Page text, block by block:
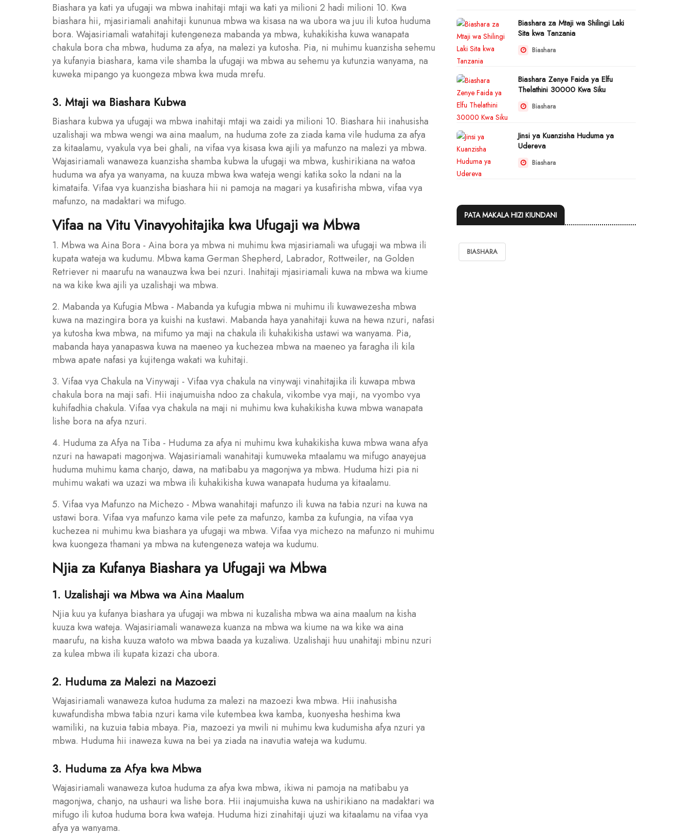
Biashara ya kati ya ufugaji wa mbwa inahitaji mtaji wa kati ya milioni 2 hadi milioni 10. Kwa
biashara hii, mjasiriamali anahitaji kununua mbwa wa kisasa na wa ubora wa juu ili kutoa huduma
bora. Wajasiriamali watahitaji kutengeneza mabanda ya mbwa, kuhakikisha kuwa wanapata
chakula bora cha mbwa, huduma za afya, na malezi ya kutosha. Pia, ni muhimu kuanzisha sehemu
ya kufanyia biashara, kama vile shamba la ufugaji wa mbwa au sehemu ya kutunzia wanyama, na
kuweka mipango ya kuongeza mbwa kwa muda mrefu.
3. Mtaji wa Biashara Kubwa
Biashara kubwa ya ufugaji wa mbwa inahitaji mtaji wa zaidi ya milioni 10. Biashara hii inahusisha
uzalishaji wa mbwa wengi wa aina maalum, na huduma zote za ziada kama vile huduma za afya
za kitaalamu, vyakula vya bei ghali, na vifaa vya kisasa kwa ajili ya mafunzo na malezi ya mbwa.
Wajasiriamali wanaweza kuanzisha shamba kubwa la ufugaji wa mbwa, kushirikiana na watoa
huduma wa afya ya wanyama, na kuuza mbwa kwa wateja wengi katika soko la ndani na la
kimataifa. Vifaa vya kuanzisha biashara hii ni pamoja na magari ya kusafirisha mbwa, vifaa vya
mafunzo, na madaktari wa mifugo.
Vifaa na Vitu Vinavyohitajika kwa Ufugaji wa Mbwa
1. Mbwa wa Aina Bora - Aina bora ya mbwa ni muhimu kwa mjasiriamali wa ufugaji wa mbwa ili
kupata wateja wa kudumu. Mbwa kama German Shepherd, Labrador, Rottweiler, na Golden
Retriever ni maarufu na wanauzwa kwa bei nzuri. Inahitaji mjasiriamali kuwa na mbwa wa kiume
na wa kike kwa ajili ya uzalishaji wa mbwa.
2. Mabanda ya Kufugia Mbwa - Mabanda ya kufugia mbwa ni muhimu ili kuwawezesha mbwa
kuwa na mazingira bora ya kuishi na kustawi. Mabanda haya yanahitaji kuwa na hewa nzuri, nafasi
ya kutosha kwa mbwa, na mifumo ya maji na chakula ili kuhakikisha ustawi wa wanyama. Pia,
mabanda haya yanapaswa kuwa na maeneo ya kuchezea mbwa na maeneo ya faragha ili kila
mbwa apate nafasi ya kujitenga wakati wa kuhitaji.
3. Vifaa vya Chakula na Vinywaji - Vifaa vya chakula na vinywaji vinahitajika ili kuwapa mbwa
chakula bora na maji safi. Hii inajumuisha ndoo za chakula, vikombe vya maji, na vyombo vya
kuhifadhia chakula. Vifaa vya chakula na maji ni muhimu kwa kuhakikisha kuwa mbwa wanapata
lishe bora na afya nzuri.
4. Huduma za Afya na Tiba - Huduma za afya ni muhimu kwa kuhakikisha kuwa mbwa wana afya
nzuri na hawapati magonjwa. Wajasiriamali wanahitaji kumuweka mtaalamu wa mifugo anayejua
huduma muhimu kama chanjo, dawa, na matibabu ya magonjwa ya mbwa. Huduma hizi pia ni
muhimu wakati wa uzazi wa mbwa ili kuhakikisha kuwa wanapata huduma ya kitaalamu.
5. Vifaa vya Mafunzo na Michezo - Mbwa wanahitaji mafunzo ili kuwa na tabia nzuri na kuwa na
ustawi bora. Vifaa vya mafunzo kama vile pete za mafunzo, kamba za kufungia, na vifaa vya
kuchezea ni muhimu kwa biashara ya ufugaji wa mbwa. Vifaa vya michezo na mafunzo ni muhimu
kwa kuongeza thamani ya mbwa na kutengeneza wateja wa kudumu.
Njia za Kufanya Biashara ya Ufugaji wa Mbwa
1. Uzalishaji wa Mbwa wa Aina Maalum
Njia kuu ya kufanya biashara ya ufugaji wa mbwa ni kuzalisha mbwa wa aina maalum na kisha
kuuza kwa wateja. Wajasiriamali wanaweza kuanza na mbwa wa kiume na wa kike wa aina
maarufu, na kisha kuuza watoto wa mbwa baada ya kuzaliwa. Uzalishaji huu unahitaji mbinu nzuri
za kulea mbwa ili kupata kizazi cha ubora.
2. Huduma za Malezi na Mazoezi
Wajasiriamali wanaweza kutoa huduma za malezi na mazoezi kwa mbwa. Hii inahusisha
kuwafundisha mbwa tabia nzuri kama vile kutembea kwa kamba, kuonyesha heshima kwa
wamiliki, na kuzuia tabia mbaya. Pia, mazoezi ya mwili ni muhimu kwa kudumisha afya nzuri ya
mbwa. Huduma hii inaweza kuwa na bei ya ziada na inavutia wateja wa kudumu.
3. Huduma za Afya kwa Mbwa
Wajasiriamali wanaweza kutoa huduma za afya kwa mbwa, ikiwa ni pamoja na matibabu ya
magonjwa, chanjo, na ushauri wa lishe bora. Hii inajumuisha kuwa na ushirikiano na madaktari wa
mifugo ili kutoa huduma bora kwa wateja. Huduma hizi zinahitaji ujuzi wa kitaalamu na vifaa vya
afya ya wanyama.
Biashara za Mtaji wa Shilingi Laki
Sita kwa Tanzania
Biashara
Biashara Zenye Faida ya Elfu
Thelathini 30000 Kwa Siku
Biashara
Jinsi ya Kuanzisha Huduma ya
Udereva
Biashara
PATA MAKALA HIZI KIUNDANI
BIASHARA